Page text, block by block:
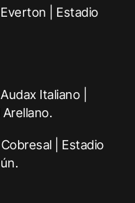
| Estadio
Italiano |
| Estadio